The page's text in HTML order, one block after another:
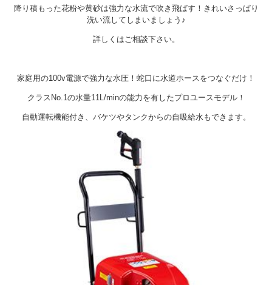
降り積もった花粉や黄砂は強力な水流で吹き飛ばす！きれいさっぱり
洗い流してしまいましょう♪
詳しくはご相談下さい。
家庭用の100v電源で強力な水圧！蛇口に水道ホースをつなぐだけ！
クラスNo.1の水量11L/minの能力を有したプロユースモデル！
自動運転機能付き、バケツやタンクからの自吸給水もできます。